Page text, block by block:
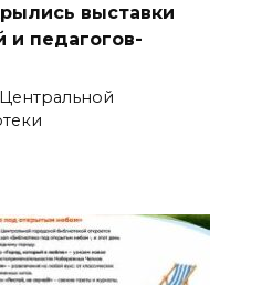
выставки
и педагогов-